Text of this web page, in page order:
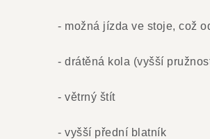
- možná jízda ve stoje, což
- drátěná kola (vyšší
- větrný štít
- vyšší přední blatník